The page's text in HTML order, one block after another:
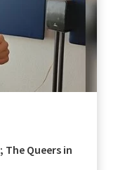
Queers in